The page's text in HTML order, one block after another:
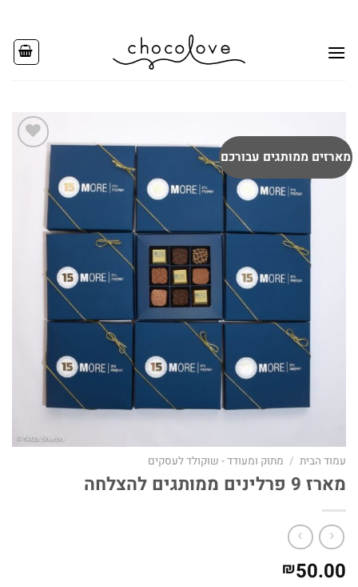
content
מארזים ממותגים עבורכם
עמוד הבית / מתוק ומעודד - שוקולד לעסקים
מארז 9 פרלינים ממותגים להצלחה
₪50.00